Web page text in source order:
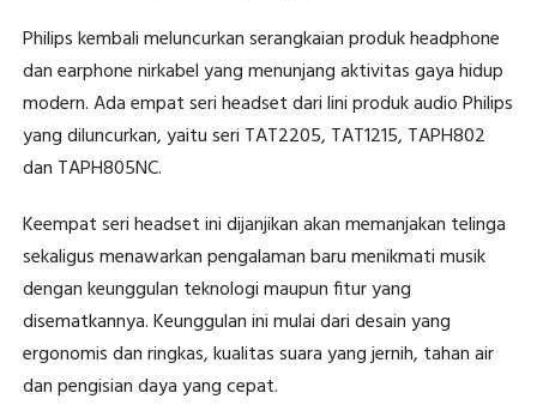
Philips kembali meluncurkan serangkaian produk headphone
dan earphone nirkabel yang menunjang aktivitas gaya hidup
modern. Ada empat seri headset dari lini produk audio Philips
yang diluncurkan, yaitu seri TAT2205, TAT1215, TAPH802
dan TAPH805NC.
Keempat seri headset ini dijanjikan akan memanjakan telinga
sekaligus menawarkan pengalaman baru menikmati musik
dengan keunggulan teknologi maupun fitur yang
disematkannya. Keunggulan ini mulai dari desain yang
ergonomis dan ringkas, kualitas suara yang jernih, tahan air
dan pengisian daya yang cepat.